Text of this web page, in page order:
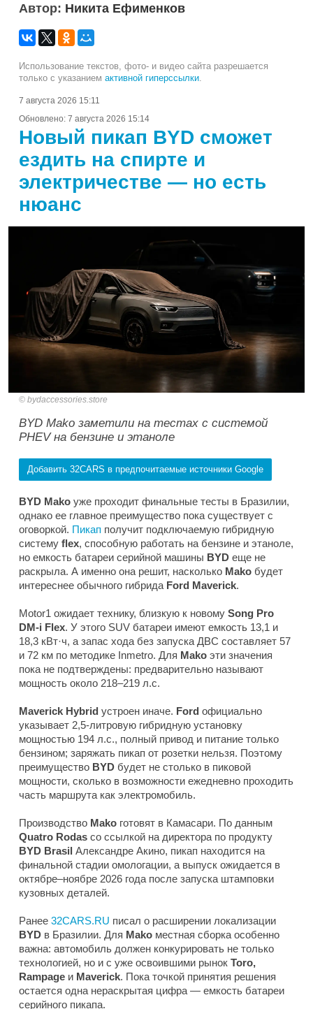
Автор: Никита Ефименков
Использование текстов, фото- и видео сайта разрешается
только с указанием активной гиперссылки
7 августа 2026 15:11
Обновлено: 7 августа 2026 15:14
Новый пикап BYD сможет
ездить на спирте и
электричестве — но есть
нюанс
bydaccessories.store
BYD Mako заметили на тестах с системой
PHEV на бензине и этаноле
Добавить 32CARS в предпочитаемые источники Google
BYD Mako уже проходит финальные тесты в Бразилии,
однако ее главное преимущество пока существует с
оговоркой. Пикап получит подключаемую гибридную
систему flex, способную работать на бензине и этаноле,
но емкость батареи серийной машины BYD еще не
раскрыла. А именно она решит, насколько Mako будет
интереснее обычного гибрида Ford Maverick.
Motor1 ожидает технику, близкую к новому Song Pro
DM-i Flex. У этого SUV батареи имеют емкость 13,1 и
18,3 кВт·ч, а запас хода без запуска ДВС составляет 57
и 72 км по методике Inmetro. Для Mako эти значения
пока не подтверждены: предварительно называют
мощность около 218–219 л.с.
Maverick Hybrid устроен иначе. Ford официально
указывает 2,5-литровую гибридную установку
мощностью 194 л.с., полный привод и питание только
бензином; заряжать пикап от розетки нельзя. Поэтому
преимущество BYD будет не столько в пиковой
мощности, сколько в возможности ежедневно проходить
часть маршрута как электромобиль.
Производство Mako готовят в Камасари. По данным
Quatro Rodas со ссылкой на директора по продукту
BYD Brasil Александре Акино, пикап находится на
финальной стадии омологации, а выпуск ожидается в
октябре–ноябре 2026 года после запуска штамповки
кузовных деталей.
Ранее 32CARS.RU писал о расширении локализации
BYD в Бразилии. Для Mako местная сборка особенно
важна: автомобиль должен конкурировать не только
технологией, но и с уже освоившими рынок Toro,
Rampage и Maverick. Пока точкой принятия решения
остается одна нераскрытая цифра — емкость батареи
серийного пикапа.